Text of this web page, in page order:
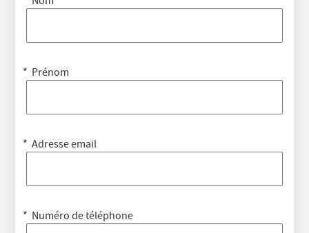
Prénom
Adresse email
Numéro de téléphone